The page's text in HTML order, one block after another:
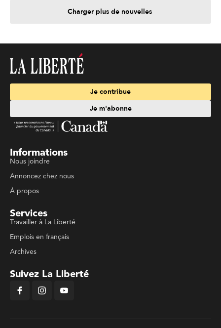
Charger plus de nouvelles
Je contribue
Je m'abonne
Informations
Nous joindre
Annoncez chez nous
À propos
Services
Travailler à La Liberté
Emplois en français
Archives
Suivez La Liberté